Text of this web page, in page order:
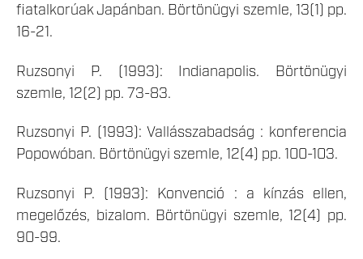
fiatalkorúak Japánban. Börtönügyi szemle, 13(1) pp.
16-21.
Ruzsonyi P. (1993): Indianapolis. Börtönügyi
szemle, 12(2) pp. 73-83.
Ruzsonyi P. (1993): Vallásszabadság : konferencia
Popowóban. Börtönügyi szemle, 12(4) pp. 100-103.
Ruzsonyi P. (1993): Konvenció : a kínzás ellen,
megelőzés, bizalom. Börtönügyi szemle, 12(4) pp.
90-99.